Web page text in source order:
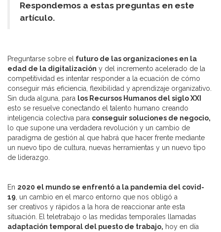
Respondemos a estas preguntas en este
artículo.
Preguntarse sobre el futuro de las organizaciones en la
edad de la digitalización y del incremento acelerado de la
competitividad es intentar responder a la ecuación de cómo
conseguir más eficiencia, flexibilidad y aprendizaje organizativo.
Sin duda alguna, para los Recursos Humanos del siglo XXI
esto se resuelve conectando el talento humano creando
inteligencia colectiva para conseguir soluciones de negocio,
lo que supone una verdadera revolución y un cambio de
paradigma de gestión al que habrá que hacer frente mediante
un nuevo tipo de cultura, nuevas herramientas y un nuevo tipo
de liderazgo.
En 2020 el mundo se enfrentó a la pandemia del covid-
19 , un cambio en el marco entorno que nos obligó a
ser creativos y rápidos a la hora de reaccionar ante esta
situación. El teletrabajo o las medidas temporales llamadas
adaptación temporal del puesto de trabajo, hoy en día